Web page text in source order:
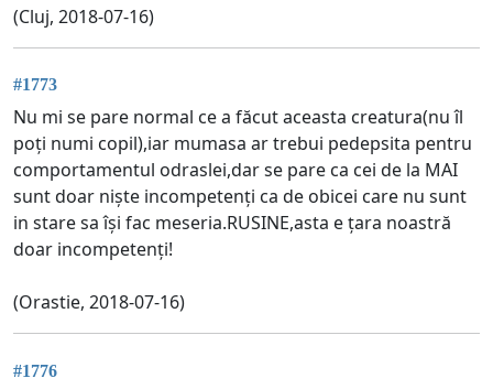
(Cluj, 2018-07-16)
#1773
Nu mi se pare normal ce a făcut aceasta creatura(nu îl
poți numi copil),iar mumasa ar trebui pedepsita pentru
comportamentul odraslei,dar se pare ca cei de la MAI
sunt doar niște incompetenți ca de obicei care nu sunt
in stare sa își fac meseria.RUSINE,asta e țara noastră
doar incompetenți!
(Orastie, 2018-07-16)
#1776